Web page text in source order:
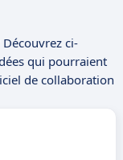
ci-
qui pourraient
de collaboration